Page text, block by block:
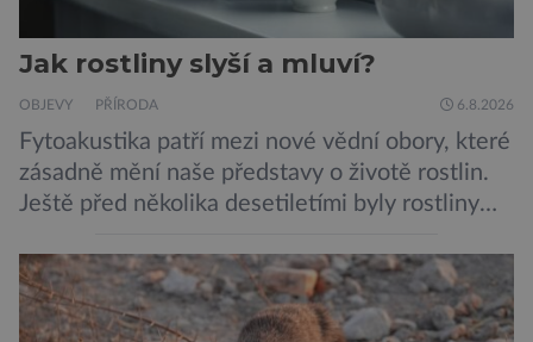
Jak rostliny slyší a mluví?
OBJEVY PŘÍRODA 6.8.2026
Fytoakustika patří mezi nové vědní obory, které
zásadně mění naše představy o životě rostlin.
Ještě před několika desetiletími byly rostliny
pouze reagují na změny prostředí. Moderní
výzkum však ukazuje, že skutečnost je mnohem
zajímavější. Rostliny totiž dokážou své okolí